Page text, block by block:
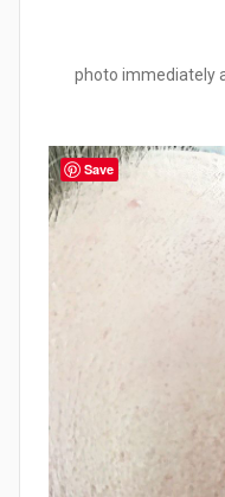
photo immediately
Save